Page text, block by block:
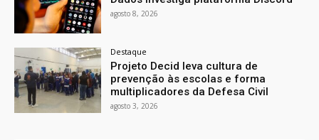
agosto 8, 2026
Destaque
Projeto Decid leva cultura de
prevenção às escolas e forma
multiplicadores da Defesa Civil
agosto 3, 2026